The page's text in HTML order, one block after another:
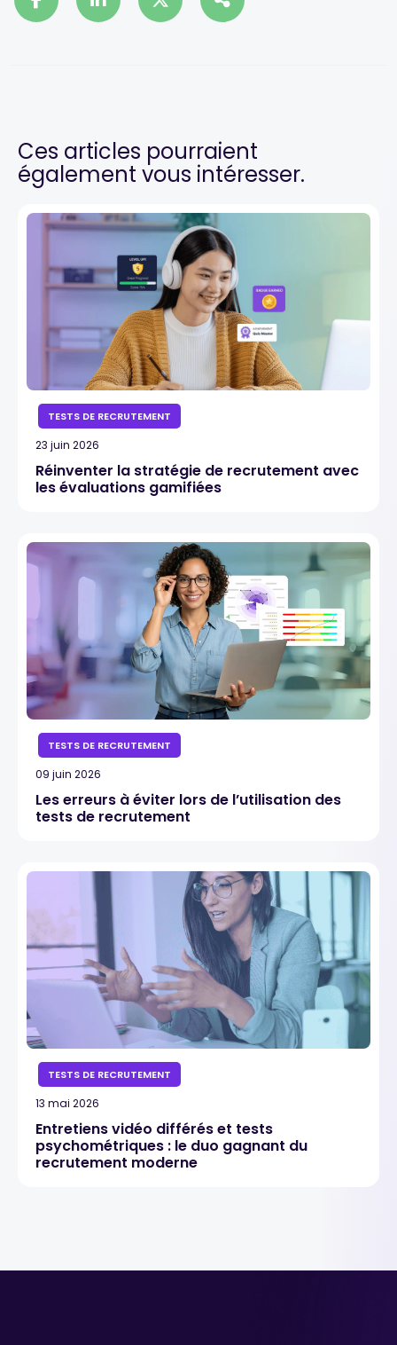
Ces articles pourraient
également vous intéresser.
TESTS DE RECRUTEMENT
23 juin 2026
Réinventer la stratégie de recrutement avec
les évaluations gamifiées
TESTS DE RECRUTEMENT
09 juin 2026
Les erreurs à éviter lors de l’utilisation des
tests de recrutement
TESTS DE RECRUTEMENT
13 mai 2026
Entretiens vidéo différés et tests
psychométriques : le duo gagnant du
recrutement moderne